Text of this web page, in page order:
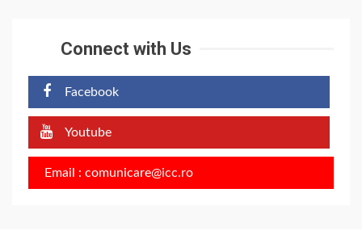
Connect with Us
Facebook
Youtube
Email : comunicare@icc.ro